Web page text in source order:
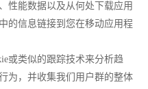
性能数据以及从何处下载应用
的信息链接到您在移动应用程
或类似的跟踪技术来分析趋
为，并收集我们用户群的整体